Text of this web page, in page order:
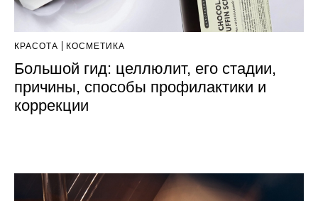
КРАСОТА КОСМЕТИКА
Большой гид: целлюлит, его стадии,
причины, способы профилактики и
коррекции